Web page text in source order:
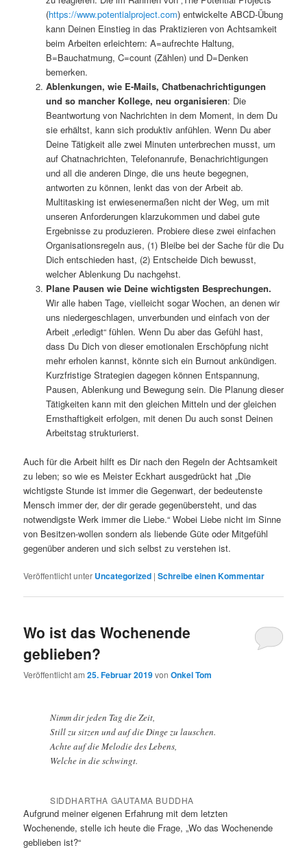
(https://www.potentialproject.com) entwickelte ABCD-Übung
kann Deinen Einstieg in das Praktizieren von Achtsamkeit
beim Arbeiten erleichtern: A=aufrechte Haltung,
B=Bauchatmung, C=count (Zählen) und D=Denken
bemerken.
Ablenkungen, wie E-Mails, Chatbenachrichtigungen
und so mancher Kollege, neu organisieren: Die
Beantwortung von Nachrichten in dem Moment, in dem Du
sie erhältst, kann sich produktiv anfühlen. Wenn Du aber
Deine Tätigkeit alle zwei Minuten unterbrechen musst, um
auf Chatnachrichten, Telefonanrufe, Benachrichtigungen
und all die anderen Dinge, die uns heute begegnen,
antworten zu können, lenkt das von der Arbeit ab.
Multitasking ist erwiesenermaßen nicht der Weg, um mit
unseren Anforderungen klarzukommen und dabei gute
Ergebnisse zu produzieren. Probiere diese zwei einfachen
Organisationsregeln aus, (1) Bleibe bei der Sache für die Du
Dich entschieden hast, (2) Entscheide Dich bewusst,
welcher Ablenkung Du nachgehst.
Plane Pausen wie Deine wichtigsten Besprechungen.
Wir alle haben Tage, vielleicht sogar Wochen, an denen wir
uns niedergeschlagen, unverbunden und einfach von der
Arbeit „erledigt“ fühlen. Wenn Du aber das Gefühl hast,
dass Du Dich von dieser emotionalen Erschöpfung nicht
mehr erholen kannst, könnte sich ein Burnout ankündigen.
Kurzfristige Strategien dagegen können Entspannung,
Pausen, Ablenkung und Bewegung sein. Die Planung dieser
Tätigkeiten kann mit den gleichen Mitteln und der gleichen
Ernsthaftigkeit erfolgen, mit denen Du auch sonst Deinen
Arbeitstag strukturierst.
Auch für die Arbeit hilft es Dir nach den Regeln der Achtsamkeit
zu leben; so wie es Meister Eckhart ausgedrückt hat „Die
wichtigste Stunde ist immer die Gegenwart, der bedeutenste
Mensch immer der, der dir gerade gegenübersteht, und das
notwendigste Werk immer die Liebe.“ Wobei Liebe nicht im Sinne
von Besitzen-wollen sondern als liebende Güte oder Mitgefühl
gegenüber anderen und sich selbst zu verstehen ist.
Veröffentlicht unter Uncategorized |Schreibe einen Kommentar
Wo ist das Wochenende
geblieben?
Veröffentlicht am25. Februar 2019vonOnkel Tom
Nimm dir jeden Tag die Zeit,
Still zu sitzen und auf die Dinge zu lauschen.
Achte auf die Melodie des Lebens,
Welche in die schwingt.
SIDDHARTHA GAUTAMA BUDDHA
Aufgrund meiner eigenen Erfahrung mit dem letzten
Wochenende, stelle ich heute die Frage, „Wo das Wochenende
geblieben ist?“